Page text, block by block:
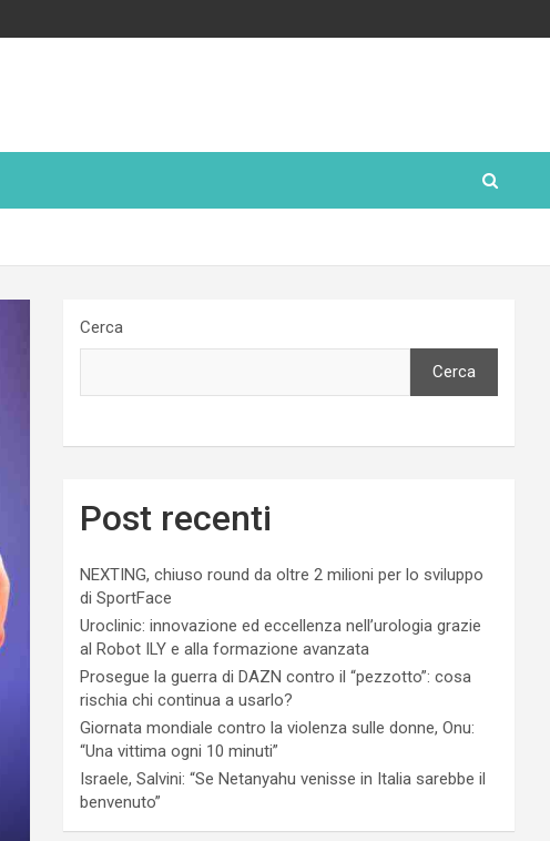
Cerca
Cerca
Post recenti
NEXTING, chiuso round da oltre 2 milioni per lo sviluppo
di SportFace
Uroclinic: innovazione ed eccellenza nell’urologia grazie
al Robot ILY e alla formazione avanzata
Prosegue la guerra di DAZN contro il “pezzotto”: cosa
rischia chi continua a usarlo?
Giornata mondiale contro la violenza sulle donne, Onu:
“Una vittima ogni 10 minuti”
Israele, Salvini: “Se Netanyahu venisse in Italia sarebbe il
benvenuto”